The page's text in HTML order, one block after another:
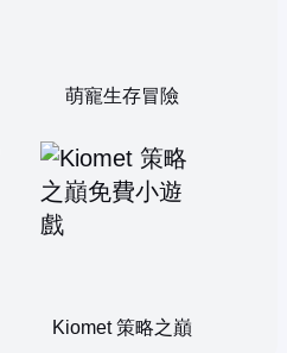
萌寵生存冒險
Kiomet 策略之巔